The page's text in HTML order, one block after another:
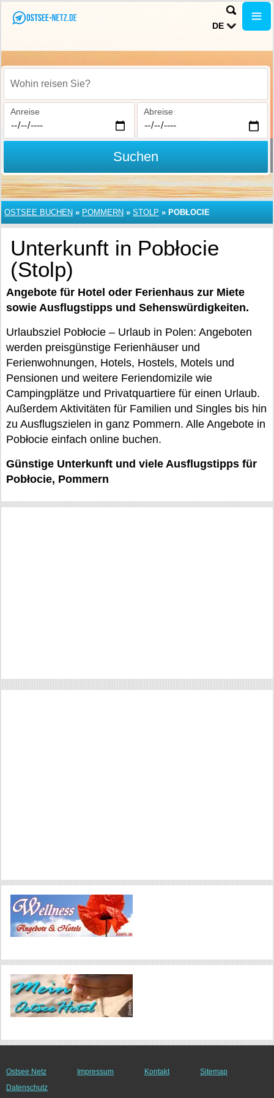
DE
Wohin reisen Sie?
Anreise Abreise
Suchen
OSTSEE BUCHEN » POMMERN » STOLP » POBŁOCIE
Unterkunft in Pobłocie
(Stolp)
Angebote für Hotel oder Ferienhaus zur Miete
sowie Ausflugstipps und Sehenswürdigkeiten.
Urlaubsziel Pobłocie – Urlaub in Polen: Angeboten
werden preisgünstige Ferienhäuser und
Ferienwohnungen, Hotels, Hostels, Motels und
Pensionen und weitere Feriendomizile wie
Campingplätze und Privatquartiere für einen Urlaub.
Außerdem Aktivitäten für Familien und Singles bis hin
zu Ausflugszielen in ganz Pommern. Alle Angebote in
Pobłocie einfach online buchen.
Günstige Unterkunft und viele Ausflugstipps für
Pobłocie, Pommern
Ostsee Netz Impressum Kontakt
Sitemap
Datenschutz